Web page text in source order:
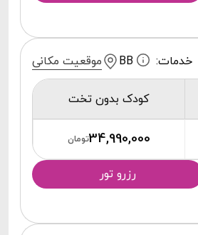
خدمات: BB موقعیت مکانی
کودک بدون تخت
34,990,000تومان
رزرو تور